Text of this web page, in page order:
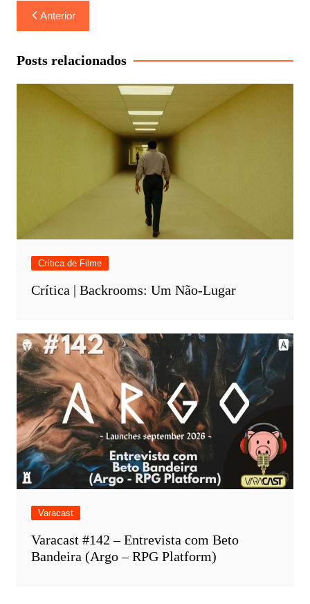
Navegação
de
Post
Anterior
Posts relacionados
Crítica de Filme
Crítica | Backrooms: Um Não-Lugar
Varacast
Varacast #142 – Entrevista com Beto
Bandeira (Argo – RPG Platform)